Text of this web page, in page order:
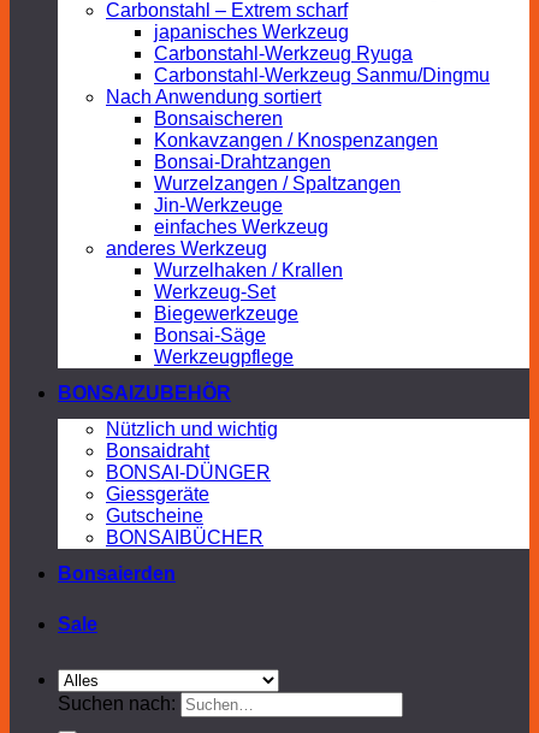
Carbonstahl – Extrem scharf
japanisches Werkzeug
Carbonstahl-Werkzeug Ryuga
Carbonstahl-Werkzeug Sanmu/Dingmu
Nach Anwendung sortiert
Bonsaischeren
Konkavzangen / Knospenzangen
Bonsai-Drahtzangen
Wurzelzangen / Spaltzangen
Jin-Werkzeuge
einfaches Werkzeug
anderes Werkzeug
Wurzelhaken / Krallen
Werkzeug-Set
Biegewerkzeuge
Bonsai-Säge
Werkzeugpflege
BONSAIZUBEHÖR
Nützlich und wichtig
Bonsaidraht
BONSAI-DÜNGER
Giessgeräte
Gutscheine
BONSAIBÜCHER
Bonsaierden
Sale
Suchen nach: